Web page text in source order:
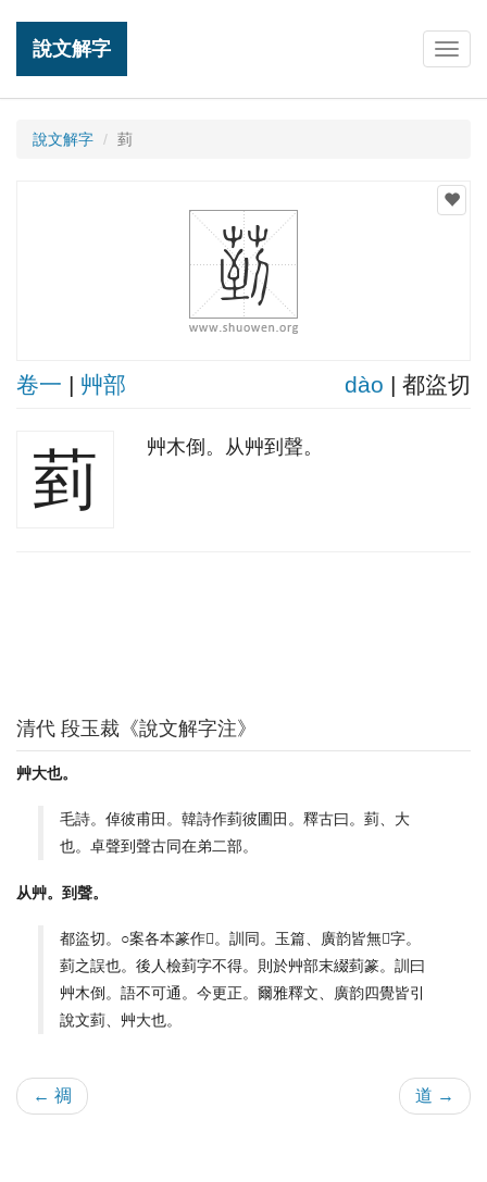
說文解字
說文解字 菿
卷一 | 艸部 dào | 都盜切
菿 艸木倒。从艸到聲。
清代 段玉裁《說文解字注》
艸大也。
毛詩。倬彼甫田。韓詩作菿彼圃田。釋古曰。菿、大
也。卓聲到聲古同在弟二部。
从艸。到聲。
都盜切。○案各本篆作𦳙。訓同。玉篇、廣韵皆無𦳙字。
菿之誤也。後人檢菿字不得。則於艸部末綴菿篆。訓曰
艸木倒。語不可通。今更正。爾雅釋文、廣韵四覺皆引
說文菿、艸大也。
← 禂 道 →